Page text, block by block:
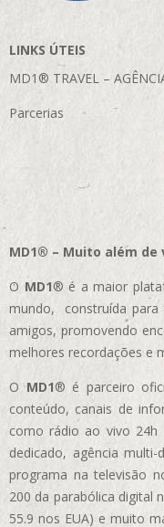
LINKS ÚTEIS
MD1® TRAVEL –
Parcerias
MD1® – Muito além de
O MD1® é a maior
mundo, construída para
amigos, promovendo
melhores recordações e
OMD1® é parceiro
conteúdo, canais de
como rádio ao vivo 24h
dedicado, agência
programa na televisão
200 da parabólica digital
55.9 nos EUA) e muito